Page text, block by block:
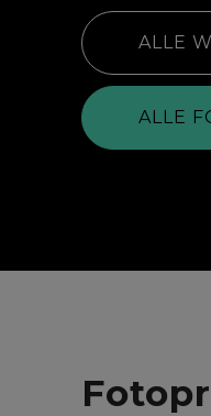
ALLE
ALLE